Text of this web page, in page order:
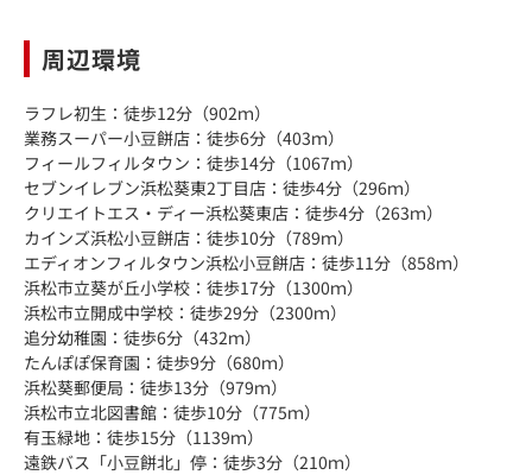
周辺環境
ラフレ初生：徒歩12分（902ｍ）
業務スーパー小豆餅店：徒歩6分（403ｍ）
フィールフィルタウン：徒歩14分（1067ｍ）
セブンイレブン浜松葵東2丁目店：徒歩4分（296ｍ）
クリエイトエス・ディー浜松葵東店：徒歩4分（263ｍ）
カインズ浜松小豆餅店：徒歩10分（789ｍ）
エディオンフィルタウン浜松小豆餅店：徒歩11分（858ｍ）
浜松市立葵が丘小学校：徒歩17分（1300ｍ）
浜松市立開成中学校：徒歩29分（2300ｍ）
追分幼稚園：徒歩6分（432ｍ）
たんぽぽ保育園：徒歩9分（680ｍ）
浜松葵郵便局：徒歩13分（979ｍ）
浜松市立北図書館：徒歩10分（775ｍ）
有玉緑地：徒歩15分（1139ｍ）
遠鉄バス「小豆餅北」停：徒歩3分（210ｍ）